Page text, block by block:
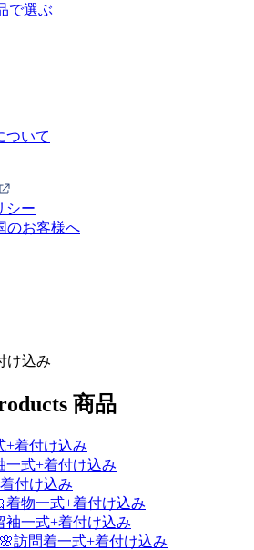
で選ぶ
ついて
シー
のお客様へ
け込み
商品
+着付け込み
一式+着付け込み
付け込み
着物一式+着付け込み
袖一式+着付け込み
訪問着一式+着付け込み